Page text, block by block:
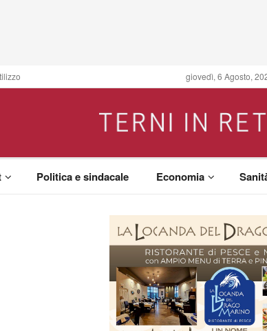
giovedì, 6 Agosto,
Politica e sindacale Economia